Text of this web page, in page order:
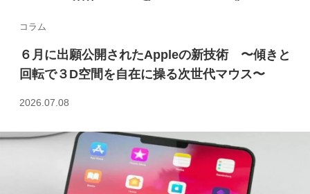
コラム
６月に出願公開されたAppleの新技術 〜傾きと
回転で３D空間を自在に操る次世代マウス〜
2026.07.08